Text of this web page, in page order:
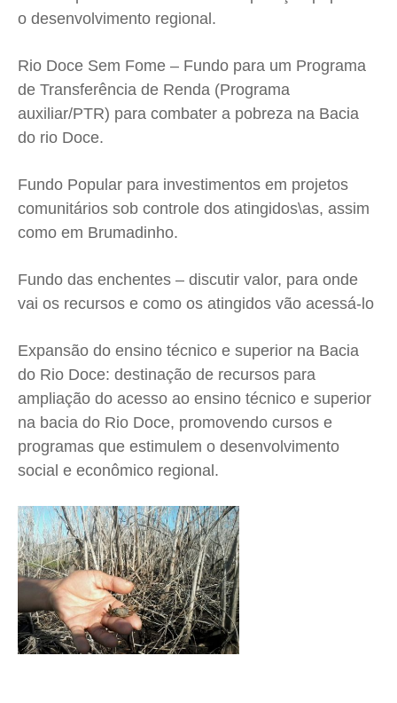
o desenvolvimento regional.
Rio Doce Sem Fome – Fundo para um Programa
de Transferência de Renda (Programa
auxiliar/PTR) para combater a pobreza na Bacia
do rio Doce.
Fundo Popular para investimentos em projetos
comunitários sob controle dos atingidos\as, assim
como em Brumadinho.
Fundo das enchentes – discutir valor, para onde
vai os recursos e como os atingidos vão acessá-lo
Expansão do ensino técnico e superior na Bacia
do Rio Doce: destinação de recursos para
ampliação do acesso ao ensino técnico e superior
na bacia do Rio Doce, promovendo cursos e
programas que estimulem o desenvolvimento
social e econômico regional.